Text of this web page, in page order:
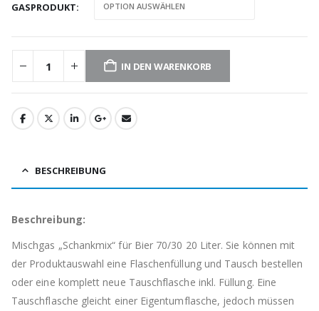
GASPRODUKT
IN DEN WARENKORB
BESCHREIBUNG
Beschreibung:
Mischgas „Schankmix“ für Bier 70/30 20 Liter. Sie können mit
der Produktauswahl eine Flaschenfüllung und Tausch bestellen
oder eine komplett neue Tauschflasche inkl. Füllung. Eine
Tauschflasche gleicht einer Eigentumflasche, jedoch müssen